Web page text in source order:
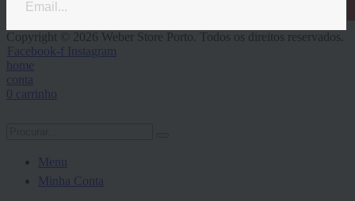
Copyright © 2026 Weber Store Porto. Todos os direitos reservados.
Facebook-f Instagram
home
conta
0 carrinho
Menu
Minha Conta